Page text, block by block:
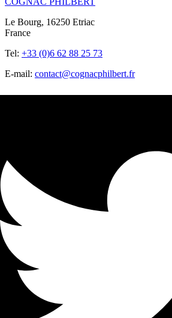
Le Bourg, 16250 Etriac
France
Tel: +33 (0)6 62 88 25 73
E-mail: contact@cognacphilbert.fr